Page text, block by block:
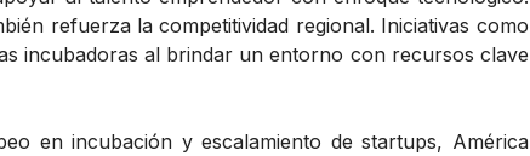
refuerza la competitividad regional. Iniciativas como
incubadoras al brindar un entorno con recursos clave
en incubación y escalamiento de startups, América